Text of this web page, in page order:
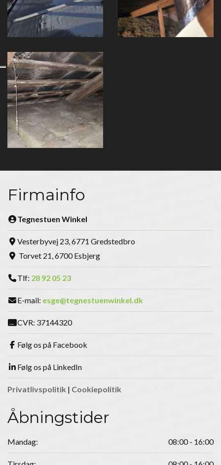
Firmainfo
Tegnestuen Winkel
Vesterbyvej 23, 6771 Gredstedbro
Torvet 21, 6700 Esbjerg
Tlf: 28 92 05 23
E-mail: esge@tegnestuenwinkel.dk
CVR: 37144320
Følg os på Facebook
Følg os på LinkedIn
Privatlivspolitik | Cookiepolitik
Åbningstider
Mandag: 08:00 - 16:00